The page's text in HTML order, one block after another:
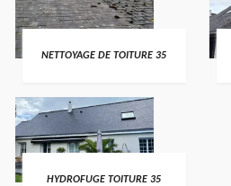
NETTOYAGE DE TOITURE 35
HYDROFUGE TOITURE 35